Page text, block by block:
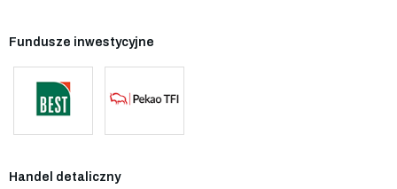
Fundusze inwestycyjne
Handel detaliczny